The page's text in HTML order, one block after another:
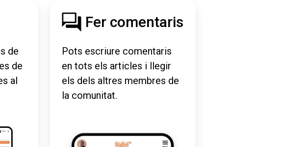
de
de
al
Fer comentaris
Pots escriure comentaris
en tots els articles i llegir
els dels altres membres de
la comunitat.